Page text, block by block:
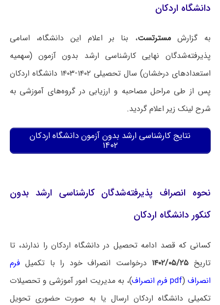
دانشگاه اردکان
به گزارشمسترتست، بنا بر اعلام این دانشگاه، اسامی
پذیرفته‌شدگان نهایی کارشناسی ارشد بدون آزمون (سهمیه
استعدادهای درخشان) سال تحصیلی ۱۴۰۲-۱۴۰۳ دانشگاه اردکان
پس از طی مراحل مصاحبه و ارزیابی در گروه‌های آموزشی به
شرح لینک زیر اعلام گردید.
نتایج کارشناسی ارشد بدون آزمون دانشگاه اردکان
۱۴۰۲
نحوه انصراف پذیرفته‌شدگان کارشناسی ارشد بدون
کنکور دانشگاه اردکان
کسانی که قصد ادامه تحصیل در دانشگاه اردکان را ندارند، تا
تاریخ ۱۴۰۲/۰۵/۲۵ درخواست انصراف خود را با تکمیل فرم
انصراف (pdf فرم انصراف
)، به مدیریت امور آموزشی و تحصیلات
تکمیلی دانشگاه اردکان ارسال یا به صورت حضوری تحویل